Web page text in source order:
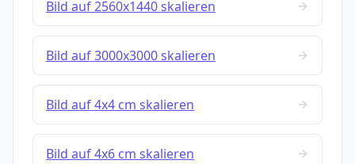
Bild auf 2560x1440 skalieren
Bild auf 3000x3000 skalieren
Bild auf 4x4 cm skalieren
Bild auf 4x6 cm skalieren